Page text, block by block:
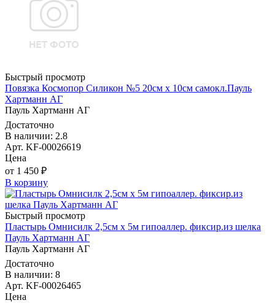
Быстрый просмотр
Повязка Космопор Силикон №5 20см х 10см самокл.Пауль
Хартманн AГ
Пауль Хартманн AГ
Достаточно
В наличии: 2.8
Арт. KF-00026619
Цена
от 1 450 ₽
В корзину
Быстрый просмотр
Пластырь Омнисилк 2,5см х 5м гипоаллер. фиксир.из шелка
Пауль Хартманн AГ
Пауль Хартманн AГ
Достаточно
В наличии: 8
Арт. KF-00026465
Цена